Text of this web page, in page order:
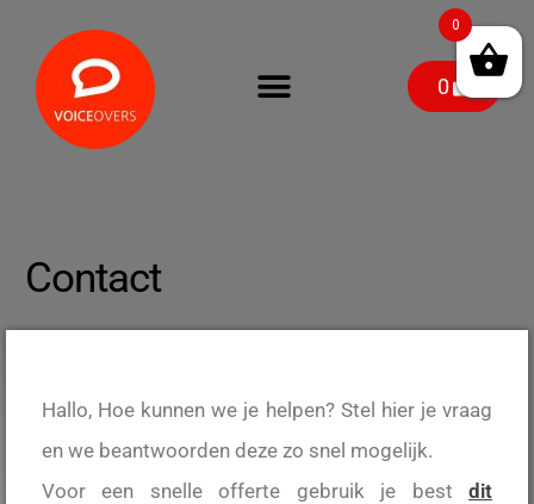
0
Contact
Hallo, Hoe kunnen we je helpen? Stel hier je vraag
en we beantwoorden deze zo snel mogelijk.
Voor een snelle offerte gebruik je best
dit
0